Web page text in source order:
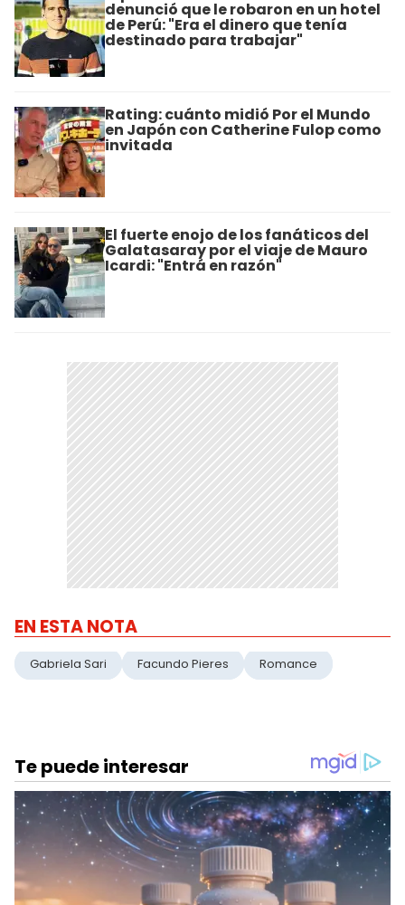
denunció que le robaron en un hotel
de Perú: "Era el dinero que tenía
destinado para trabajar"
Rating: cuánto midió Por el Mundo
en Japón con Catherine Fulop como
invitada
El fuerte enojo de los fanáticos del
Galatasaray por el viaje de Mauro
Icardi: "Entrá en razón"
EN ESTA NOTA
Gabriela Sari Facundo Pieres Romance